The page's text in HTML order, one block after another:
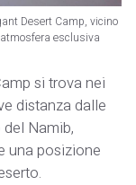
Desert Camp, vicino
esclusiva
si trova nei
distanza dalle
Namib,
una posizione